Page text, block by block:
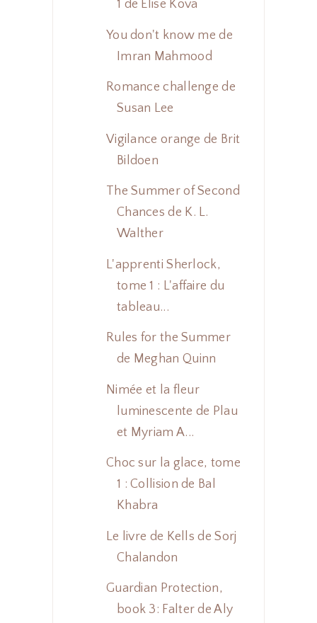
1 de Elise Kova
You don't know me de
Imran Mahmood
Romance challenge de
Susan Lee
Vigilance orange de Brit
Bildoen
The Summer of Second
Chances de K. L.
Walther
L'apprenti Sherlock,
tome 1 : L'affaire du
tableau...
Rules for the Summer
de Meghan Quinn
Nimée et la fleur
luminescente de Plau
et Myriam A...
Choc sur la glace, tome
1 : Collision de Bal
Khabra
Le livre de Kells de Sorj
Chalandon
Guardian Protection,
book 3: Falter de Aly